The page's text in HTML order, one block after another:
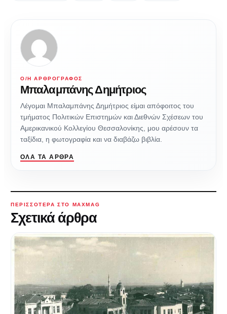
Ο/Η ΑΡΘΡΟΓΡΆΦΟΣ
Μπαλαμπάνης Δημήτριος
Λέγομαι Μπαλαμπάνης Δημήτριος είμαι απόφοιτος του
τμήματος Πολιτικών Επιστημών και Διεθνών Σχέσεων του
Αμερικανικού Κολλεγίου Θεσσαλονίκης, μου αρέσουν τα
ταξίδια, η φωτογραφία και να διαβάζω βιβλία.
ΌΛΑ ΤΑ ΆΡΘΡΑ
ΠΕΡΙΣΣΌΤΕΡΑ ΣΤΟ MAXMAG
Σχετικά άρθρα